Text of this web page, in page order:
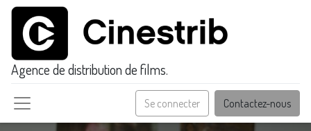
Agence de distribution de films.
Se connecter Contactez-nous